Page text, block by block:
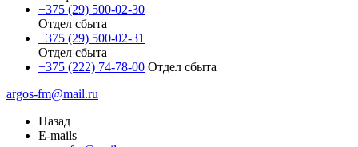
+375 (29) 500-02-30
Отдел сбыта
+375 (29) 500-02-31
Отдел сбыта
+375 (222) 74-78-00 Отдел сбыта
argos-fm@mail.ru
Назад
E-mails